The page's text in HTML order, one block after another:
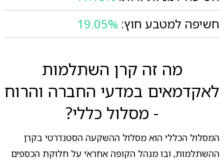
חשיפה למטבע חוץ: 19.05%
מה זה קרן השתלמות
לאקדמאים במדעי החברה והרוח
- מסלול כללי?
המסלול הכללי הוא מסלול ההשקעה הסטנדרטי בקרן
ההשתלמות, ובו מנהל הקופה אחראי על חלוקת הכספים